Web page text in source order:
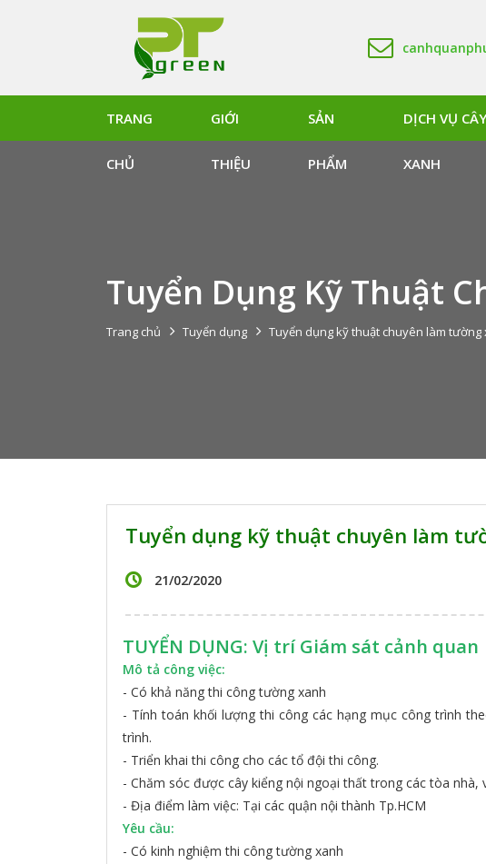
TRANG
CHỦ
GIỚI
THIỆU
SẢN
PHẨM
DỊCH VỤ CÂY
XANH
Tuyển Dụng Kỹ Thuật
Trang chủ Tuyển dụng Tuyển dụng kỹ thuật chuyên làm tường
Tuyển dụng kỹ thuật chuyên làm
21/02/2020
TUYỂN DỤNG: Vị trí Giám sát cảnh quan
Mô tả công việc:
- Có khả năng thi công tường xanh
- Tính toán khối lượng thi công các hạng mục công trình
trình.
- Triển khai thi công cho các tổ đội thi công.
- Chăm sóc được cây kiểng nội ngoại thất trong các tòa nhà,
- Địa điểm làm việc: Tại các quận nội thành Tp.HCM
Yêu cầu:
- Có kinh nghiệm thi công tường xanh